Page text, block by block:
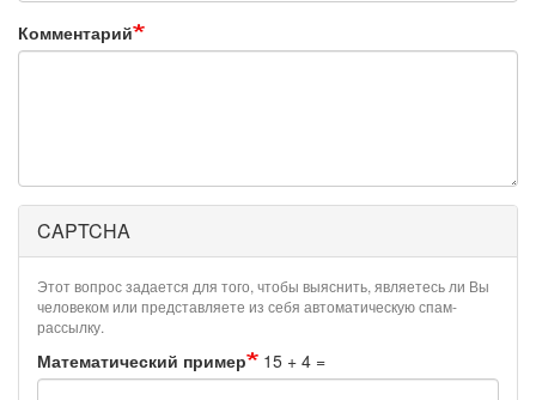
Комментарий
CAPTCHA
Этот вопрос задается для того, чтобы выяснить, являетесь ли Вы
человеком или представляете из себя автоматическую спам-
рассылку.
Математический пример 15 + 4 =